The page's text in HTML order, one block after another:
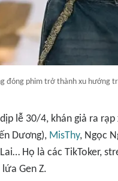
đóng phim trở thành xu hướng
lễ 30/4, khán giả ra
Dương), MisThy, Ngọc
Họ là các TikToker,
Gen Z.